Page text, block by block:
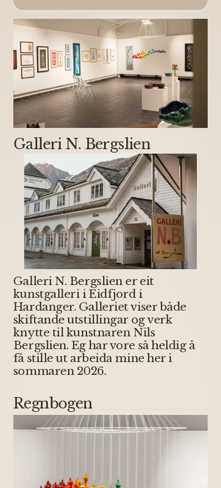
Galleri N. Bergslien
Galleri N. Bergslien er eit
kunstgalleri i Eidfjord i
Hardanger. Galleriet viser både
skiftande utstillingar og verk
knytte til kunstnaren Nils
Bergslien. Eg har vore så heldig å
få stille ut arbeida mine her i
sommaren 2026.
Regnbogen